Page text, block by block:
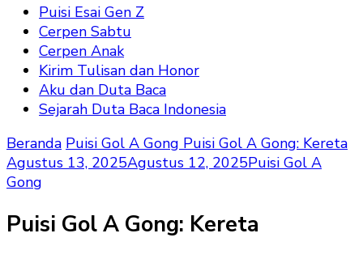
Puisi Esai Gen Z
Cerpen Sabtu
Cerpen Anak
Kirim Tulisan dan Honor
Aku dan Duta Baca
Sejarah Duta Baca Indonesia
Beranda Puisi Gol A Gong Puisi Gol A Gong: Kereta
Agustus 13, 2025Agustus 12, 2025Puisi Gol A
Gong
Puisi Gol A Gong: Kereta